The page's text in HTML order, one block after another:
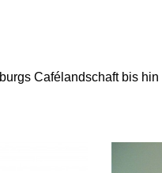
Satzung
Cafélandschaft bis